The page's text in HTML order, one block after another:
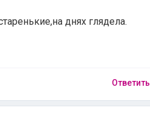
днях глядела.
Ответить